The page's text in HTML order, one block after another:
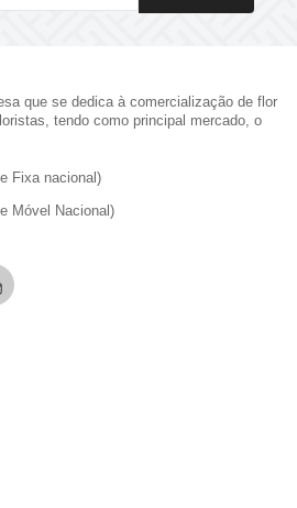
que se dedica à comercialização de flor
tendo como principal mercado, o
Fixa nacional)
Móvel Nacional)